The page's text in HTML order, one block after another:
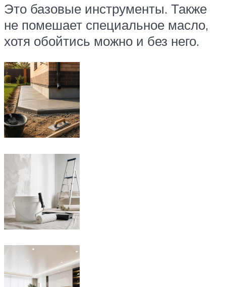
Это базовые инструменты. Также
не помешает специальное масло,
хотя обойтись можно и без него.